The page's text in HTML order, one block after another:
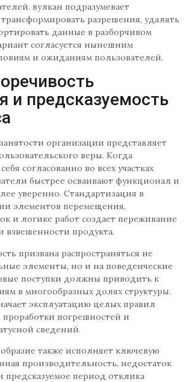
вулкан подразумевает
разрешения, удалять
данные в разборчивом
согласуется нынешним
и ожиданиям пользователей.
и предсказуемость
организации представляет
веры. Когда
согласованно во всех участках
быстрее осваивают функционал и
уверенно. Стандартизация в
элементов перемещения,
и логике работ создает переживание
взвешенности продукта.
призвана распространяться не
элементы, но и на поведенческие
поступки должны приводить к
в многообразных долях структуры.
эксплуатацию целых правил
проработки погрешностей и
сведений.
также исполняет ключевую
производительность, недостаток
предсказуемое период отклика